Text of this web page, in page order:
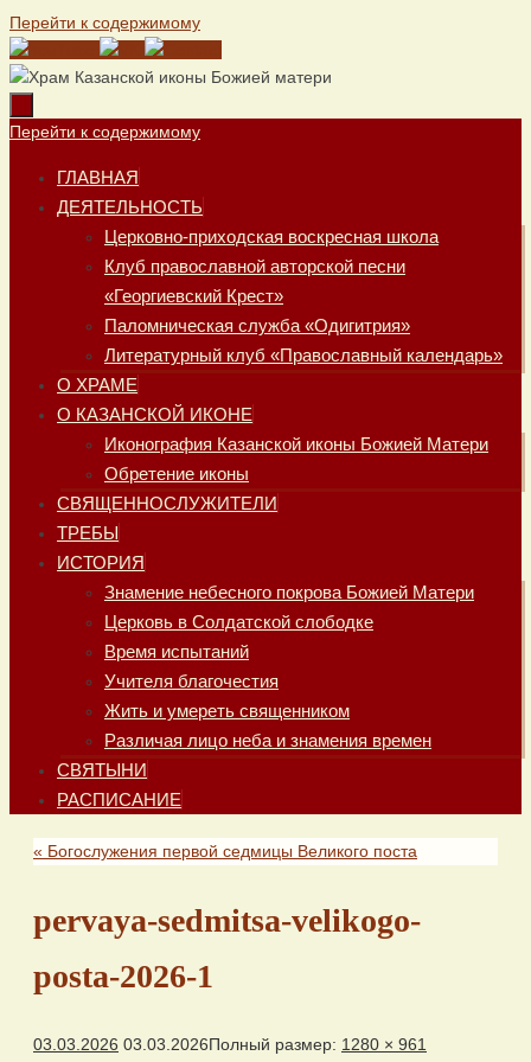
Перейти к содержимому
Перейти к содержимому
ГЛАВНАЯ
ДЕЯТЕЛЬНОСТЬ
Церковно-приходская воскресная школа
Клуб православной авторской песни
«Георгиевский Крест»
Паломническая служба «Одигитрия»
Литературный клуб «Православный календарь»
О ХРАМЕ
О КАЗАНСКОЙ ИКОНЕ
Иконография Казанской иконы Божией Матери
Обретение иконы
СВЯЩЕННОСЛУЖИТЕЛИ
ТРЕБЫ
ИСТОРИЯ
Знамение небесного покрова Божией Матери
Церковь в Солдатской слободке
Время испытаний
Учителя благочестия
Жить и умереть священником
Различая лицо неба и знамения времен
СВЯТЫНИ
РАСПИСАНИЕ
« Богослужения первой седмицы Великого поста
pervaya-sedmitsa-velikogo-
posta-2026-1
03.03.2026 03.03.2026Полный размер: 1280 × 961